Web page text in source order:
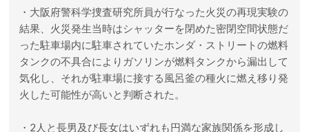
・大阪府警科学捜査研究所員が行なった火災の再現実験の
結果、火災発生当時はシャッターを閉めた密閉空間状態だ
った駐車場内に駐車されていたホンダ・ストリートの燃料
タンクの不具合によりガソリンが燃料タンクから漏出して
気化し、それが駐車場に接する風呂釜の種火に燃え移り発
火した可能性が高いと判断された。
・2人と長男及び長女はいずれも円満な家族関係を形成し